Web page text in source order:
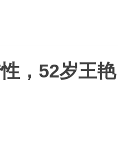
，52岁王艳